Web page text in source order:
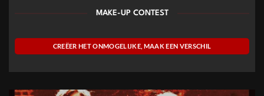
MAKE-UP CONTEST
CREËER HET ONMOGELIJKE, MAAK EEN VERSCHIL